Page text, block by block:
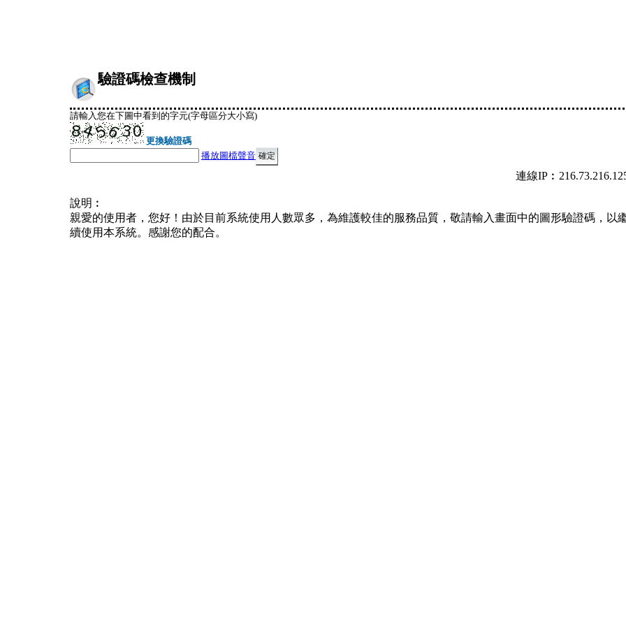
驗證碼檢查機制
請輸入您在下圖中看到的字元(字母區分大小寫)
更換驗證碼
播放圖檔聲音
連線
說明︰
親愛的使用者，您好！由於目前系統使用人數眾多，為維護較佳的服務品質，敬請輸入畫面中的圖形驗證碼，以
續使用本系統。感謝您的配合。